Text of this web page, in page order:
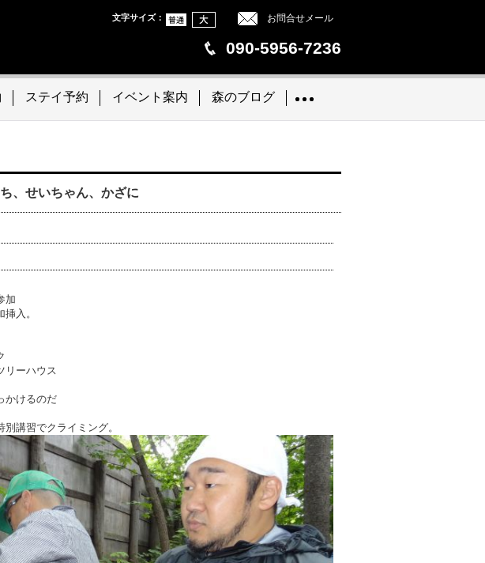
お問合せメール
文字サイズ：
090-5956-7236
ステイ予約 イベント案内 森のブログ
、せいちゃん、かざに
加
入。
リーハウス
かけるのだ
講習でクライミング。